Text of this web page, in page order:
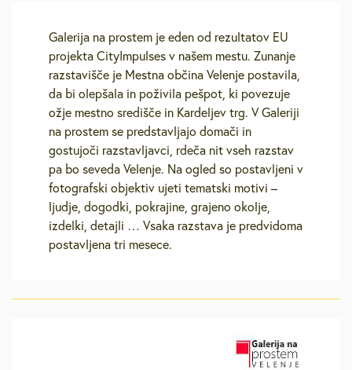
Galerija na prostem je eden od rezultatov EU
projekta CityImpulses v našem mestu. Zunanje
razstavišče je Mestna občina Velenje postavila,
da bi olepšala in poživila pešpot, ki povezuje
ožje mestno središče in Kardeljev trg. V Galeriji
na prostem se predstavljajo domači in
gostujoči razstavljavci, rdeča nit vseh razstav
pa bo seveda Velenje. Na ogled so postavljeni v
fotografski objektiv ujeti tematski motivi –
ljudje, dogodki, pokrajine, grajeno okolje,
izdelki, detajli … Vsaka razstava je predvidoma
postavljena tri mesece.